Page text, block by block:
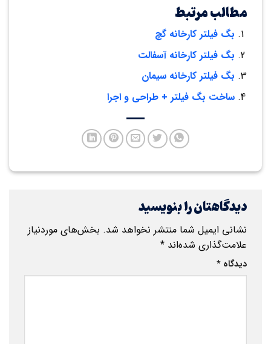
مطالب مرتبط
بگ فیلتر کارخانه گچ
بگ فیلتر کارخانه آسفالت
بگ فیلتر کارخانه سیمان
ساخت بگ فیلتر + طراحی و اجرا
دیدگاهتان را بنویسید
نشانی ایمیل شما منتشر نخواهد شد. بخش‌های موردنیاز
علامت‌گذاری شده‌اند *
دیدگاه *